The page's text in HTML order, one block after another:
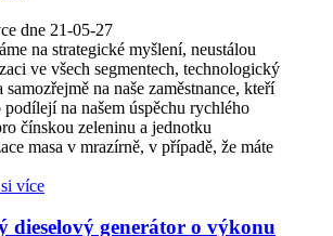
dne 21-05-27
na strategické myšlení, neustálou
ve všech segmentech, technologický
samozřejmě na naše zaměstnance, kteří
podílejí na našem úspěchu rychlého
čínskou zeleninu a jednotku
masa v mrazírně, v případě, že máte
více
dieselový generátor o výkonu